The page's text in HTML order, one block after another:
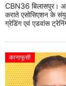
CBN36 बिलासपुर।
कराते एसोसिएशन के
ग्रेडिंग एवं एडवांस
कानाफूसी